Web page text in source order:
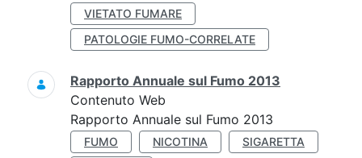
VIETATO FUMARE
PATOLOGIE FUMO-CORRELATE
Rapporto Annuale sul Fumo 2013
Contenuto Web
Rapporto Annuale sul Fumo 2013
FUMO NICOTINA
SIGARETTA